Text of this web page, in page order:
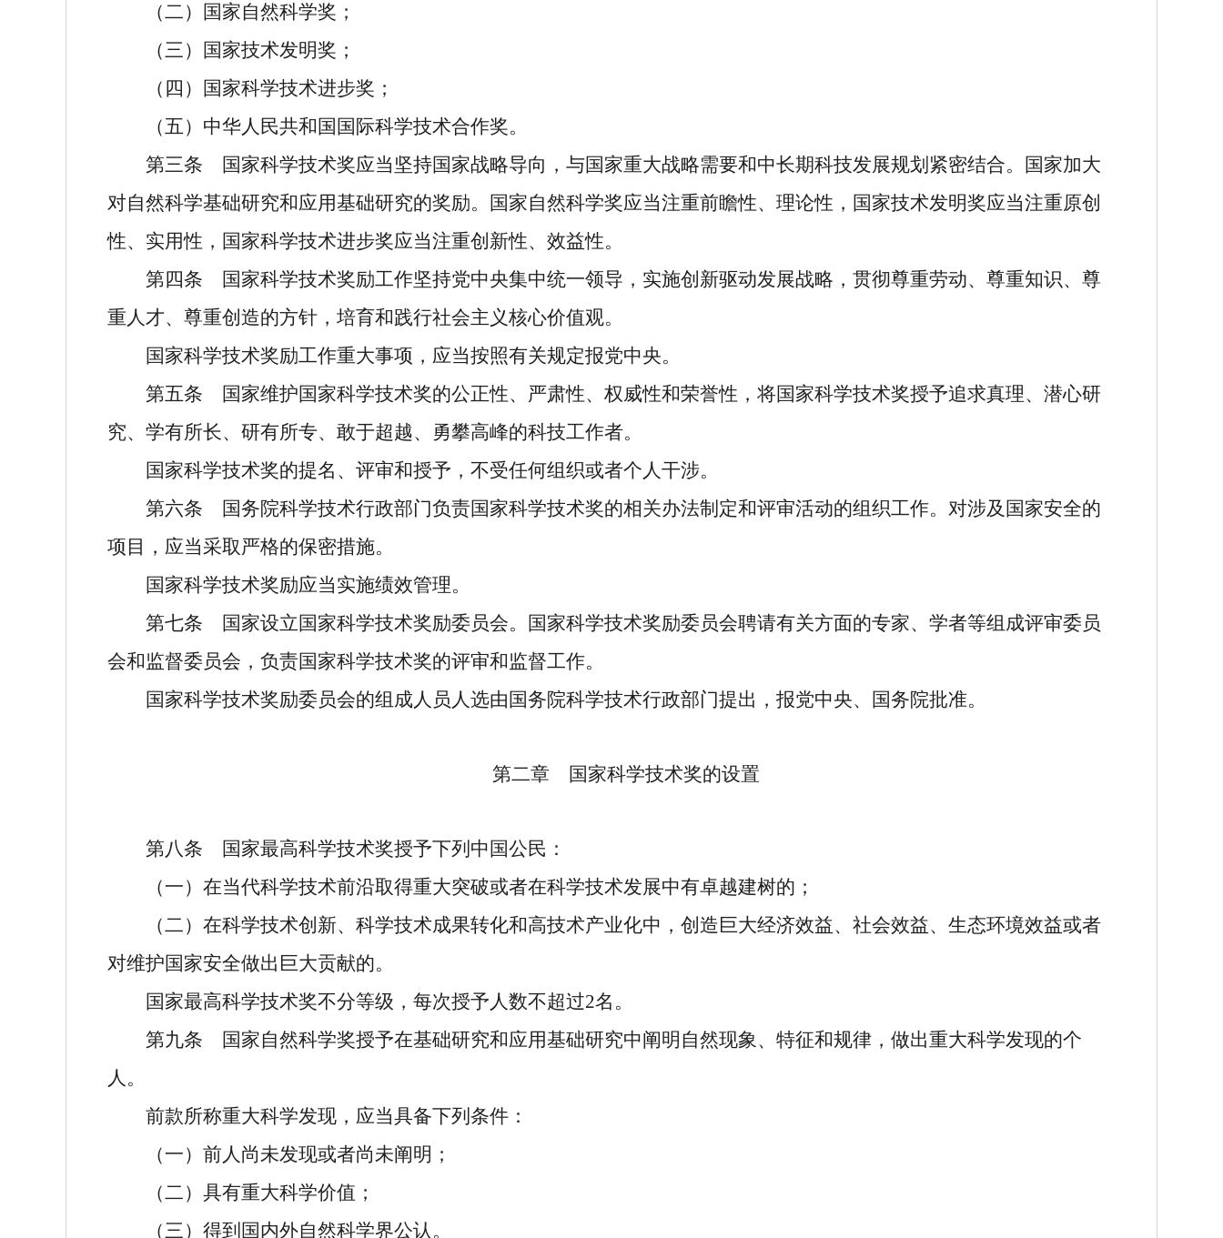
（二）国家自然科学奖；
（三）国家技术发明奖；
（四）国家科学技术进步奖；
（五）中华人民共和国国际科学技术合作奖。
第三条 国家科学技术奖应当坚持国家战略导向，与国家重大战略需要和中长期科技发展规划紧密结合。国家加大
对自然科学基础研究和应用基础研究的奖励。国家自然科学奖应当注重前瞻性、理论性，国家技术发明奖应当注重原创
性、实用性，国家科学技术进步奖应当注重创新性、效益性。
第四条 国家科学技术奖励工作坚持党中央集中统一领导，实施创新驱动发展战略，贯彻尊重劳动、尊重知识、尊
重人才、尊重创造的方针，培育和践行社会主义核心价值观。
国家科学技术奖励工作重大事项，应当按照有关规定报党中央。
第五条 国家维护国家科学技术奖的公正性、严肃性、权威性和荣誉性，将国家科学技术奖授予追求真理、潜心研
究、学有所长、研有所专、敢于超越、勇攀高峰的科技工作者。
国家科学技术奖的提名、评审和授予，不受任何组织或者个人干涉。
第六条 国务院科学技术行政部门负责国家科学技术奖的相关办法制定和评审活动的组织工作。对涉及国家安全的
项目，应当采取严格的保密措施。
国家科学技术奖励应当实施绩效管理。
第七条 国家设立国家科学技术奖励委员会。国家科学技术奖励委员会聘请有关方面的专家、学者等组成评审委员
会和监督委员会，负责国家科学技术奖的评审和监督工作。
国家科学技术奖励委员会的组成人员人选由国务院科学技术行政部门提出，报党中央、国务院批准。
第二章 国家科学技术奖的设置
第八条 国家最高科学技术奖授予下列中国公民：
（一）在当代科学技术前沿取得重大突破或者在科学技术发展中有卓越建树的；
（二）在科学技术创新、科学技术成果转化和高技术产业化中，创造巨大经济效益、社会效益、生态环境效益或者
对维护国家安全做出巨大贡献的。
国家最高科学技术奖不分等级，每次授予人数不超过2名。
第九条 国家自然科学奖授予在基础研究和应用基础研究中阐明自然现象、特征和规律，做出重大科学发现的个
人。
前款所称重大科学发现，应当具备下列条件：
（一）前人尚未发现或者尚未阐明；
（二）具有重大科学价值；
（三）得到国内外自然科学界公认。